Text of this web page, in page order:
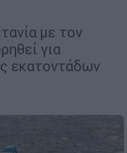
με τον
για
εκατοντάδων